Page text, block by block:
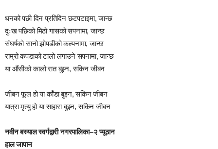
धनको पछी दिन प्रतिदिन छटपटाइमा, जान्छ
दुःख पछिको मिठो गासको सपनामा, जान्छ
संघर्षको सानो झोपडीको कल्पनामा, जान्छ
राम्रो कपडाको टालो लगाउने सपनामा, जान्छ
या औंसीको कालो रात बुझ्न, सकिन जीबन
जीबन फूल हो या काँडा बुझ्न, सकिन जीबन
यात्रा मृत्यु हो या साहारा बुझ्न, सकिन जीबन
नवीन बस्याल स्वर्गद्वारी नगरपालिका–२ प्यूठान
हाल जापान